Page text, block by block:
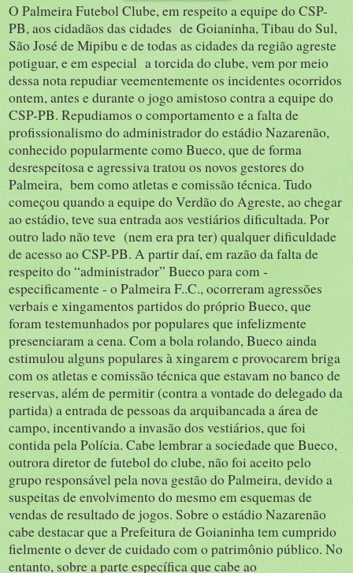
O Palmeira Futebol Clube, em respeito a equipe do CSP-
PB, aos cidadãos das cidades de Goianinha, Tibau do Sul,
São José de Mipibu e de todas as cidades da região agreste
potiguar, e em especial a torcida do clube, vem por meio
dessa nota repudiar veementemente os incidentes ocorridos
ontem, antes e durante o jogo amistoso contra a equipe do
CSP-PB. Repudiamos o comportamento e a falta de
profissionalismo do administrador do estádio Nazarenão,
conhecido popularmente como Bueco, que de forma
desrespeitosa e agressiva tratou os novos gestores do
Palmeira, bem como atletas e comissão técnica. Tudo
começou quando a equipe do Verdão do Agreste, ao chegar
ao estádio, teve sua entrada aos vestiários dificultada. Por
outro lado não teve (nem era pra ter) qualquer dificuldade
de acesso ao CSP-PB. A partir daí, em razão da falta de
respeito do “administrador” Bueco para com -
especificamente - o Palmeira F..C., ocorreram agressões
verbais e xingamentos partidos do próprio Bueco, que
foram testemunhados por populares que infelizmente
presenciaram a cena. Com a bola rolando, Bueco ainda
estimulou alguns populares à xingarem e provocarem briga
com os atletas e comissão técnica que estavam no banco de
reservas, além de permitir (contra a vontade do delegado da
partida) a entrada de pessoas da arquibancada a área de
campo, incentivando a invasão dos vestiários, que foi
contida pela Polícia. Cabe lembrar a sociedade que Bueco,
outrora diretor de futebol do clube, não foi aceito pelo
grupo responsável pela nova gestão do Palmeira, devido a
suspeitas de envolvimento do mesmo em esquemas de
vendas de resultado de jogos. Sobre o estádio Nazarenão
cabe destacar que a Prefeitura de Goianinha tem cumprido
fielmente o dever de cuidado com o patrimônio público. No
entanto, sobre a parte específica que cabe ao